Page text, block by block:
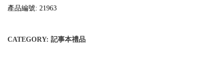
產品編號: 21963
CATEGORY: 記事本禮品